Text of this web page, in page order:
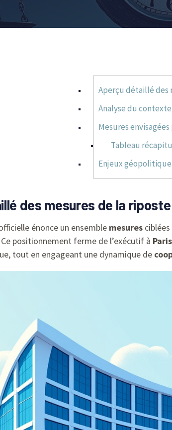
Aperçu détaillé des
Analyse du
Mesures
Tableau
Enjeux
des mesures de la
énonce un ensemble mesures
positionnement ferme de l’exécutif à Paris
tout en engageant une dynamique de